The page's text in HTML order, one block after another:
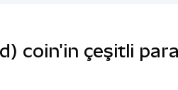
coin'in çeşitli